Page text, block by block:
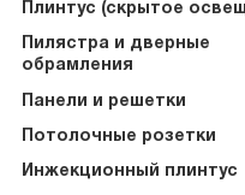
Плинтус (скрытое
Пилястра и дверные
обрамления
Панели и решетки
Потолочные розетки
Инжекционный плинтус